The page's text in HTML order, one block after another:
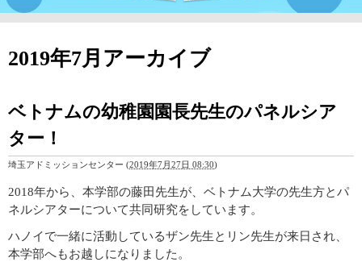
2019年7月アーカイブ
ベトナムの幼稚園園長先生のパネルシア
ター！
埼玉アドミッションセンター (2019年7月27日 08:30)
2018年から、本学部の藤田先生が、ベトナム大学の先生方とパ
ネルシアターについて共同研究をしています。
ハノイで一緒に活動しているザン先生とリン先生が来日され、
本学部へもお越しになりました。